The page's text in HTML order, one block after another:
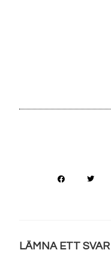
LÄMNA ETT SVAR